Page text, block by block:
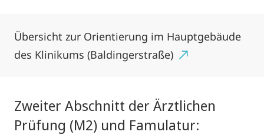
Übersicht zur Orientierung im Hauptgebäude
des Klinikums (Baldingerstraße)
Zweiter Abschnitt der Ärztlichen
Prüfung (M2) und Famulatur: